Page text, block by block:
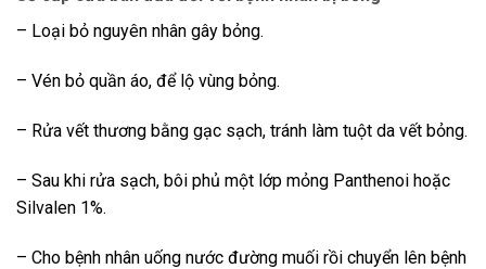
– Loại bỏ nguyên nhân gây bỏng.
– Vén bỏ quần áo, để lộ vùng bỏng.
– Rửa vết thương bằng gạc sạch, tránh làm tuột da vết bỏng.
– Sau khi rửa sạch, bôi phủ một lớp mỏng Panthenoi hoặc
Silvalen 1%.
– Cho bệnh nhân uống nước đường muối rồi chuyển lên bệnh